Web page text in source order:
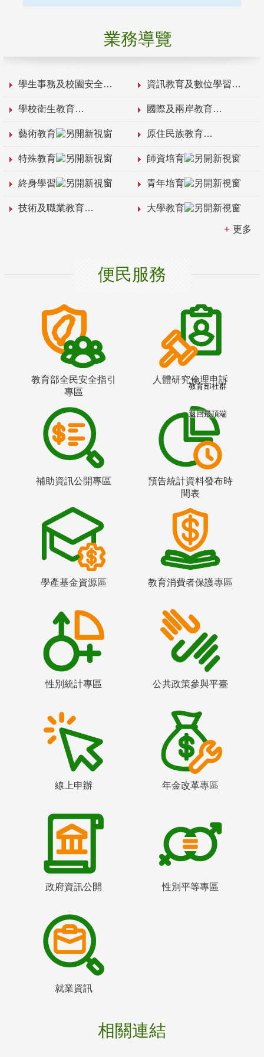
業務導覽
學生事務及校園安全 資訊教育及數位學習
學校衛生教育 國際及兩岸教育
藝術教育 原住民族教育
特殊教育 師資培育
終身學習 青年培育
技術及職業教育 大學教育
更多
便民服務
教育部全民安全指引
專區
人體研究倫理申訴
補助資訊公開專區
預告統計資料發布時
間表
學產基金資源區 教育消費者保護專區
性別統計專區 公共政策參與平臺
線上申辦 年金改革專區
政府資訊公開 性別平等專區
就業資訊
相關連結
教育部社群
返回最頂端